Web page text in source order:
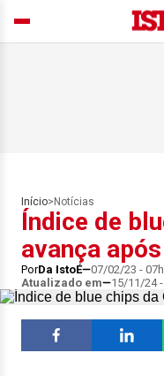
Início> Notícias
Índice de
avança
PorDa IstoÉ 07/02/23 -
Atualizado em
15/11/24